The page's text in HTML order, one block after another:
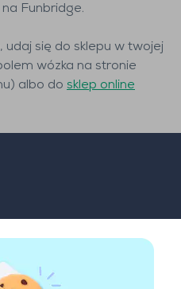
Funbridge.
udaj się do sklepu w twojej
wózka na stronie
albo do sklep online